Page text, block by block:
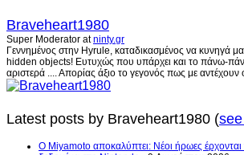
Braveheart1980
Super Moderator atninty.gr
Γεννημένος στην Hyrule, καταδικασμένος να κυνηγά
hidden objects! Ευτυχώς που υπάρχει και το πάνω-
αριστερά .... Απορίας άξιο το γεγονός πως με αντέχουν
Latest posts by Braveheart1980 (
Ο Miyamoto αποκαλύπτει: Νέοι ήρωες